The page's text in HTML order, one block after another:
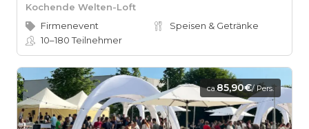
Kochende Welten-Loft
Firmenevent
Speisen & Getränke
10–180Teilnehmer
ca.85,90€/ Pers.